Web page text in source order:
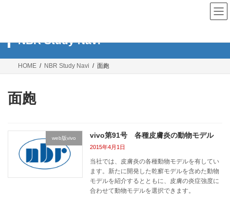
ツ
ス
シ
ン
NBR Study Navi
HOME NBR Study Navi 面皰
面皰
web版vivo vivo第91号 各種皮膚炎の動物モデル
2015年4月1日
当社では、皮膚炎の各種動物モデルを有してい
ます。新たに開発した乾癬モデルを含めた動物
モデルを紹介するとともに、皮膚の炎症強度に
合わせて動物モデルを選択できます。